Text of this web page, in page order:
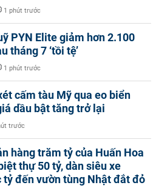
1 phút trước
PYN Elite giảm hơn 2.100
tháng 7 ‘tồi tệ’
1 phút trước
cấm tàu Mỹ qua eo biển
dầu bật tăng trở lại
trước
hàng trăm tỷ của Huấn Hoa
thự 50 tỷ, dàn siêu xe
tỷ đến vườn tùng Nhật đắt đỏ